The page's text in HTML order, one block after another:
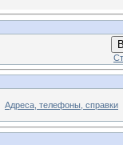
Адреса, телефоны, справки